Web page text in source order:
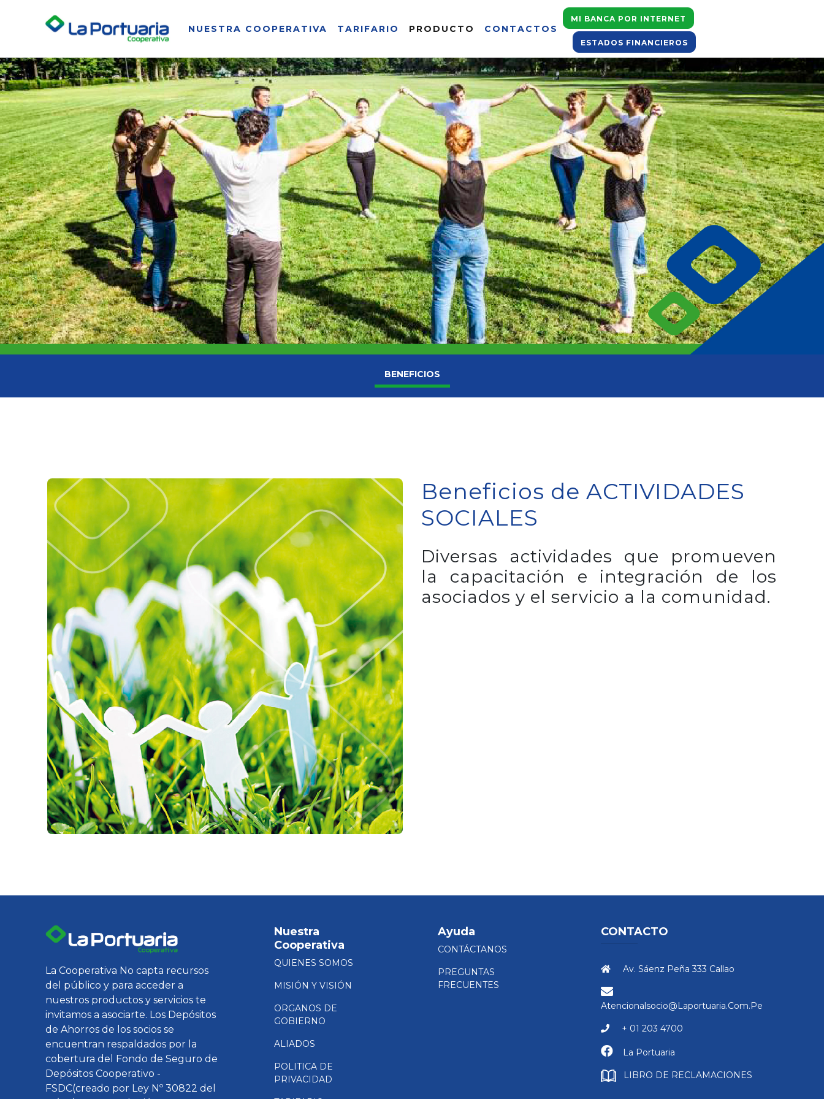
NUESTRA COOPERATIVA TARIFARIO PRODUCTO CONTACTOS
MI BANCA POR INTERNET
ESTADOS FINANCIEROS
BENEFICIOS
Beneficios de ACTIVIDADES
SOCIALES
Diversas actividades que promueven
la capacitación e integración de los
asociados y el servicio a la comunidad.
La Cooperativa No capta recursos
del público y para acceder a
nuestros productos y servicios te
invitamos a asociarte. Los Depósitos
de Ahorros de los socios se
encuentran respaldados por la
cobertura del Fondo de Seguro de
Depósitos Cooperativo -
FSDC(creado por Ley Nº 30822 del
Nuestra
Cooperativa
QUIENES SOMOS
MISIÓN Y VISIÓN
ORGANOS DE
GOBIERNO
ALIADOS
POLITICA DE
PRIVACIDAD
Ayuda
CONTÁCTANOS
PREGUNTAS
FRECUENTES
CONTACTO
Av. Sáenz Peña 333 Callao
Atencionalsocio@laportuaria.com.pe
+ 01 203 4700
La Portuaria
LIBRO DE RECLAMACIONES